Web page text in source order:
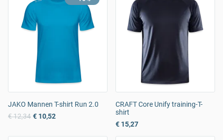
JAKO Mannen T-shirt Run 2.0
€ 12,34 € 10,52
CRAFT Core Unify training-T-
shirt
€ 15,27